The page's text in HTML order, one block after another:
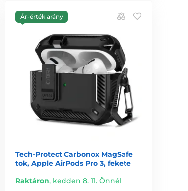
Ár-érték arány
Tech-Protect Carbonox MagSafe
tok, Apple AirPods Pro 3, fekete
Raktáron, kedden 8. 11. Önnél